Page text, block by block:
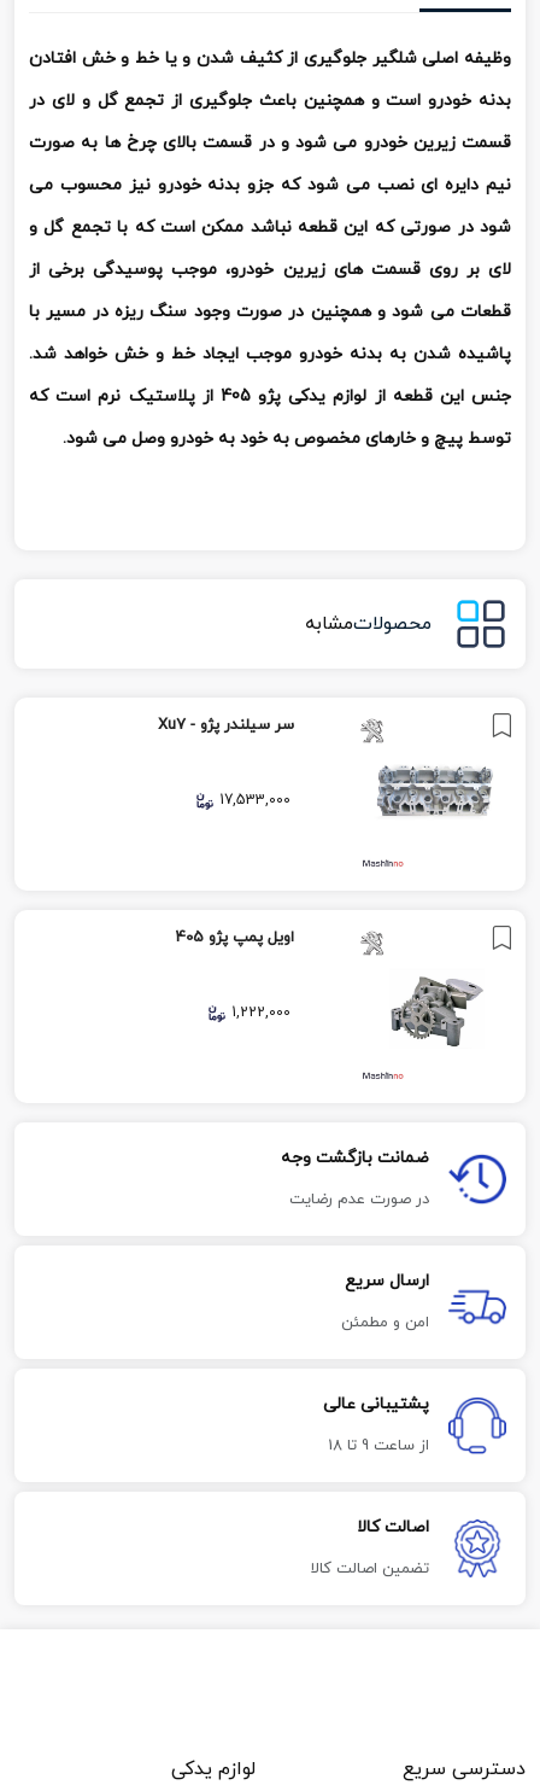
وظیفه اصلی شلگیر جلوگیری از کثیف شدن و یا خط و خش افتادن
بدنه خودرو است و همچنین باعث جلوگیری از تجمع گل و لای در
قسمت زیرین خودرو می شود و در قسمت بالای چرخ ها به صورت
نیم دایره ای نصب می شود که جزو بدنه خودرو نیز محسوب می
شود در صورتی که این قطعه نباشد ممکن است که با تجمع گل و
لای بر روی قسمت های زیرین خودرو، موجب پوسیدگی برخی از
قطعات می شود و همچنین در صورت وجود سنگ ریزه در مسیر با
پاشیده شدن به بدنه خودرو موجب ایجاد خط و خش خواهد شد.
جنس این قطعه از لوازم یدکی پژو 405 از پلاستیک نرم است که
توسط پیچ و خارهای مخصوص به خود به خودرو وصل می شود.
محصولاتمشابه
سر سیلندر پژو - Xu7
17,533,000
اویل پمپ پژو 405
1,222,000
ضمانت بازگشت وجه
در صورت عدم رضایت
ارسال سریع
امن و مطمئن
پشتیبانی عالی
از ساعت 9 تا 18
اصالت کالا
تضمین اصالت کالا
دسترسی سریع لوازم یدکی